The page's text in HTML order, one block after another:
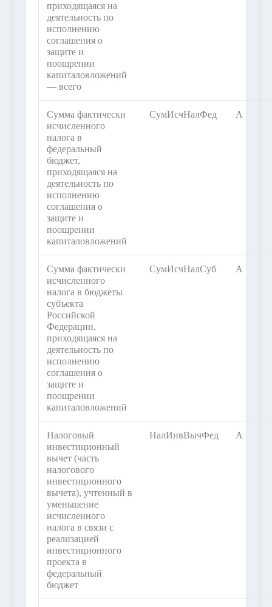
приходящаяся на
деятельность по
исполнению
соглашения о
защите и
поощрении
капиталовложений
— всего
Сумма фактически
исчисленного
налога в
федеральный
бюджет,
приходящаяся на
деятельность по
исполнению
соглашения о
защите и
поощрении
капиталовложений
СумИсчНалФед А
Сумма фактически
исчисленного
налога в бюджеты
субъекта
Российской
Федерации,
приходящаяся на
деятельность по
исполнению
соглашения о
защите и
поощрении
капиталовложений
СумИсчНалСуб А
Налоговый
инвестиционный
вычет (часть
налогового
инвестиционного
вычета), учтенный в
уменьшение
исчисленного
налога в связи с
реализацией
инвестиционного
проекта в
федеральный
бюджет
НалИнвВычФед А